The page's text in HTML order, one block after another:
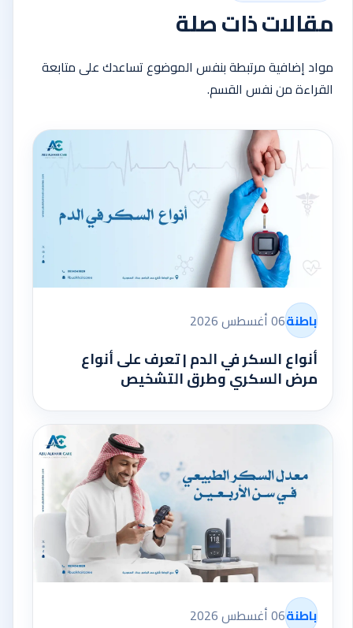
مقالات ذات صلة
مواد إضافية مرتبطة بنفس الموضوع تساعدك على متابعة
القراءة من نفس القسم.
باطنة06 أغسطس 2026
أنواع السكر في الدم | تعرف على أنواع
مرض السكري وطرق التشخيص
باطنة06 أغسطس 2026